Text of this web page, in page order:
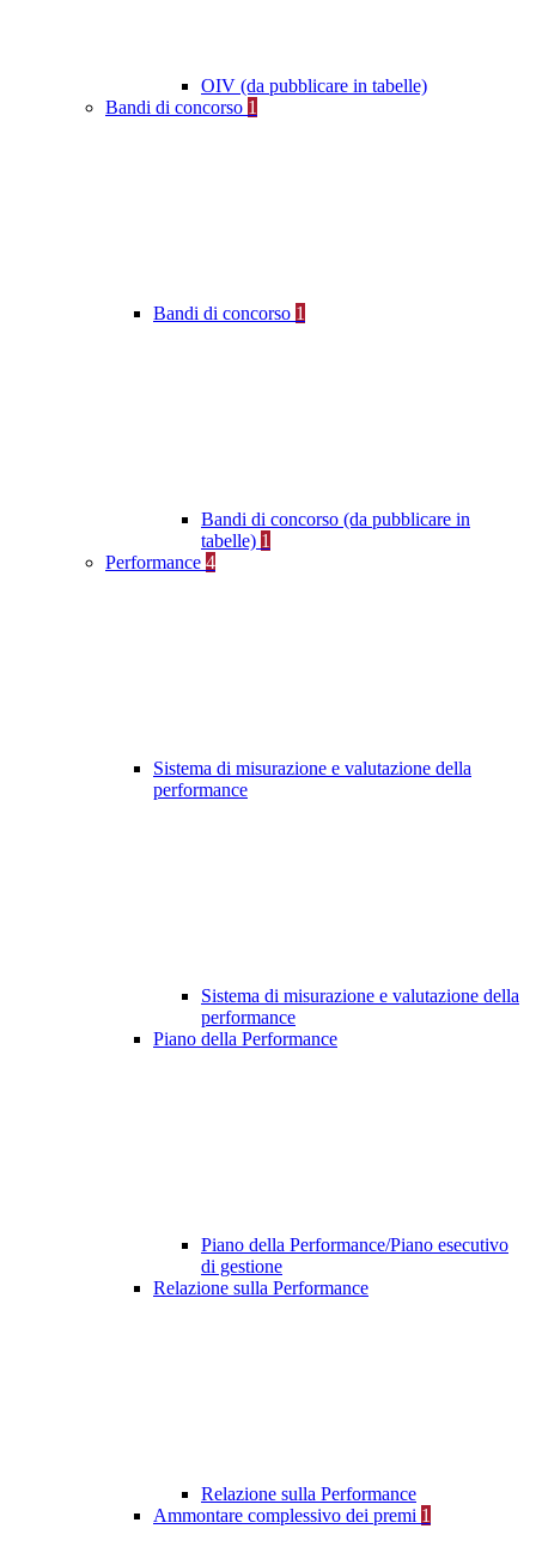
OIV (da pubblicare in tabelle)
Bandi di concorso 1
Bandi di concorso 1
Bandi di concorso (da pubblicare in
tabelle) 1
Performance 4
Sistema di misurazione e valutazione della
performance
Sistema di misurazione e valutazione della
performance
Piano della Performance
Piano della Performance/Piano esecutivo
di gestione
Relazione sulla Performance
Relazione sulla Performance
Ammontare complessivo dei premi 1